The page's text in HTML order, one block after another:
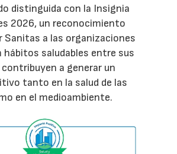
distinguida con la Insignia
2026, un reconocimiento
Sanitas a las organizaciones
hábitos saludables entre sus
a generar un
tanto en la salud de las
en el medioambiente.